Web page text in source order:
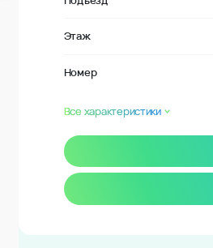
Этаж
Номер
Все характеристики